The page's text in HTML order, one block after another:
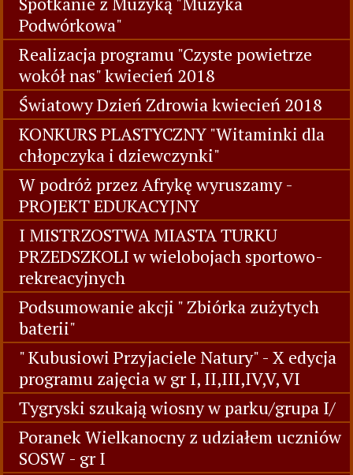
Podwórkowa"
Realizacja programu "Czyste powietrze
wokół nas" kwiecień 2018
Światowy Dzień Zdrowia kwiecień 2018
KONKURS PLASTYCZNY "Witaminki dla
chłopczyka i dziewczynki"
W podróż przez Afrykę wyruszamy -
PROJEKT EDUKACYJNY
I MISTRZOSTWA MIASTA TURKU
PRZEDSZKOLI w wielobojach sportowo-
rekreacyjnych
Podsumowanie akcji " Zbiórka zużytych
baterii"
" Kubusiowi Przyjaciele Natury" - X edycja
programu zajęcia w gr I, II,III,IV,V, VI
Tygryski szukają wiosny w parku/grupa I/
Poranek Wielkanocny z udziałem uczniów
SOSW - gr I